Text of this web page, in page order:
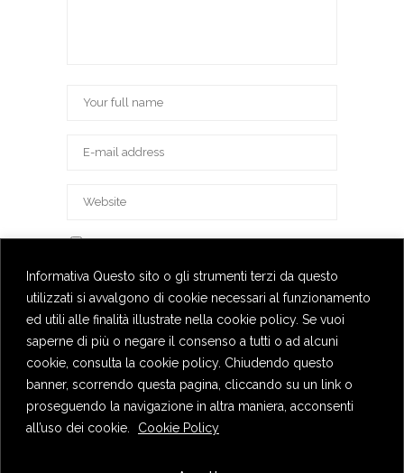
Informativa Questo sito o gli strumenti terzi da questo
utilizzati si avvalgono di cookie necessari al funzionamento
ed utili alle finalità illustrate nella cookie policy. Se vuoi
saperne di più o negare il consenso a tutti o ad alcuni
cookie, consulta la cookie policy. Chiudendo questo
banner, scorrendo questa pagina, cliccando su un link o
proseguendo la navigazione in altra maniera, acconsenti
all’uso dei cookie.
Cookie Policy
Privacy Policy